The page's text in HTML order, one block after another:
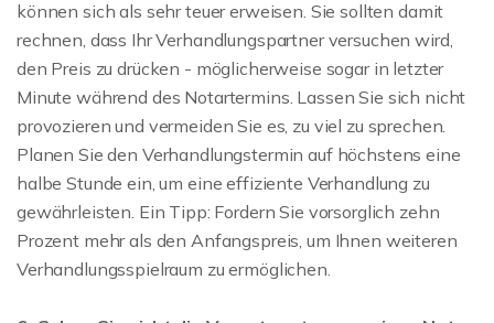
können sich als sehr teuer erweisen. Sie sollten damit
rechnen, dass Ihr Verhandlungspartner versuchen wird,
den Preis zu drücken - möglicherweise sogar in letzter
Minute während des Notartermins. Lassen Sie sich nicht
provozieren und vermeiden Sie es, zu viel zu sprechen.
Planen Sie den Verhandlungstermin auf höchstens eine
halbe Stunde ein, um eine effiziente Verhandlung zu
gewährleisten. Ein Tipp: Fordern Sie vorsorglich zehn
Prozent mehr als den Anfangspreis, um Ihnen weiteren
Verhandlungsspielraum zu ermöglichen.